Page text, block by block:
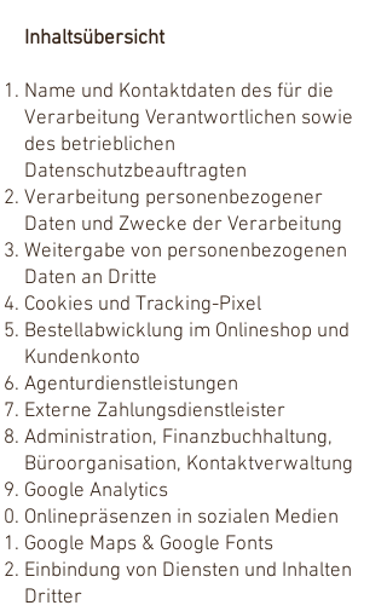
Inhaltsübersicht
Name und Kontaktdaten des für die
Verarbeitung Verantwortlichen sowie
des betrieblichen
Datenschutzbeauftragten
Verarbeitung personenbezogener
Daten und Zwecke der Verarbeitung
Weitergabe von personenbezogenen
Daten an Dritte
Cookies und Tracking-Pixel
Bestellabwicklung im Onlineshop und
Kundenkonto
Agenturdienstleistungen
Externe Zahlungsdienstleister
Administration, Finanzbuchhaltung,
Büroorganisation, Kontaktverwaltung
Google Analytics
Onlinepräsenzen in sozialen Medien
Google Maps & Google Fonts
Einbindung von Diensten und Inhalten
Dritter